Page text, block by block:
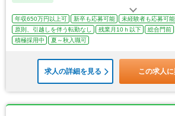
年収650万円以上可 新卒も応募可能
未経験者も応募可能
原則、引越しを伴う転勤なし
残業月10ｈ以下 総合門前
積極採用中
夏～秋入職可
求人の詳細を見る この求人